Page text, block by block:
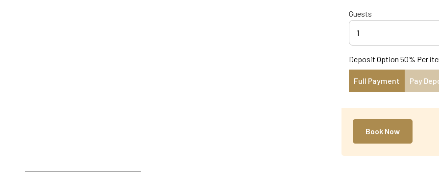
Guests
1
Deposit Option 50% Per
Full Payment Pay
Book Now